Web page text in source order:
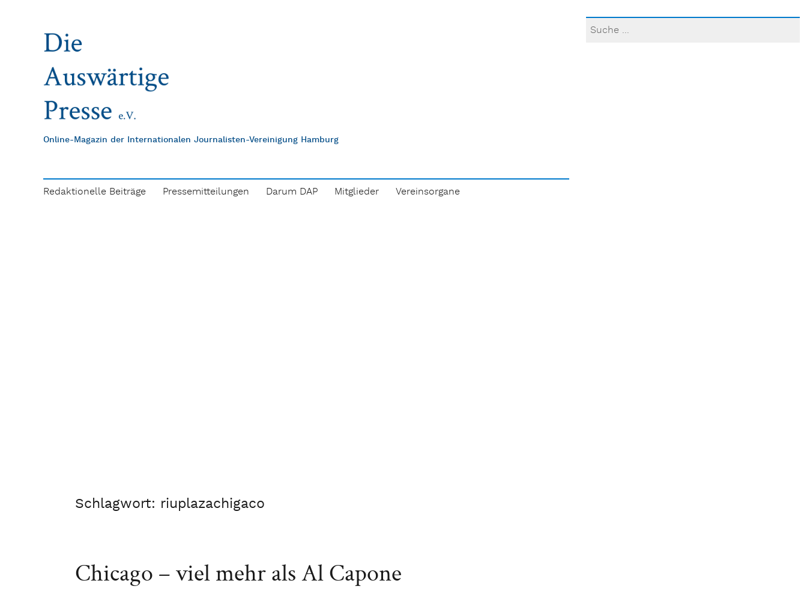
Online-Magazin der Internationalen Journalisten-Vereinigung Hamburg
Redaktionelle Beiträge Pressemitteilungen Darum DAP Mitglieder Vereinsorgane
Schlagwort: riuplazachigaco
Chicago – viel mehr als Al Capone